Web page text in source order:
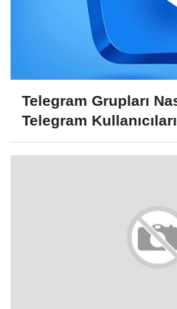
Telegram Grupları
Telegram